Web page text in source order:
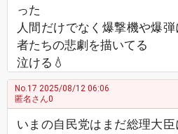
った
人間だけでなく爆撃機や爆
者たちの悲劇を描いてる
泣ける💧
No.17 2025/08/12 06:06
匿名さん0
いまの自民党はまだ総理大